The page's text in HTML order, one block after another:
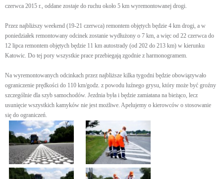
czerwca 2015 r., oddane zostaje do ruchu około 5 km wyremontowanej drogi.
Przez najbliższy weekend (19-21 czerwca) remontem objętych będzie 4 km drogi, a w
poniedziałek remontowany odcinek zostanie wydłużony o 7 km, a więc od 22 czerwca do
12 lipca remontem objętych będzie 11 km autostrady (od 202 do 213 km) w kierunku
Katowic. Do tej pory wszystkie prace przebiegają zgodnie z harmonogramem.
Na wyremontowanych odcinkach przez najbliższe kilka tygodni będzie obowiązywało
ograniczenie prędkości do 110 km/godz. z powodu luźnego grysu, który może być groźny
szczególnie dla szyb samochodów. Jezdnia była i będzie zamiatana na bieżąco, lecz
usunięcie wszystkich kamyków nie jest możliwe. Apelujemy o kierowców o stosowanie
się do ograniczeń.